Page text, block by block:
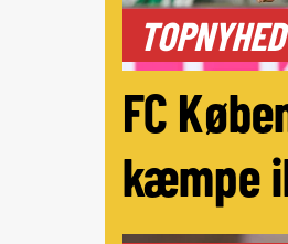
TOPNYHED
FC
kæmpe